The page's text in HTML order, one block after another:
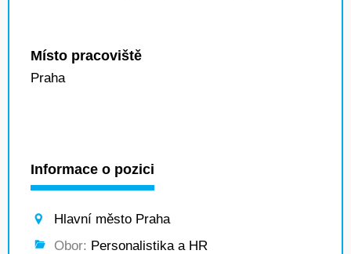
Místo pracoviště
Praha
Informace o pozici
Hlavní město Praha
Obor: Personalistika a HR